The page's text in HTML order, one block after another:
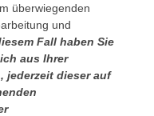
überwiegenden
und
Fall haben Sie
aus Ihrer
jederzeit dieser auf